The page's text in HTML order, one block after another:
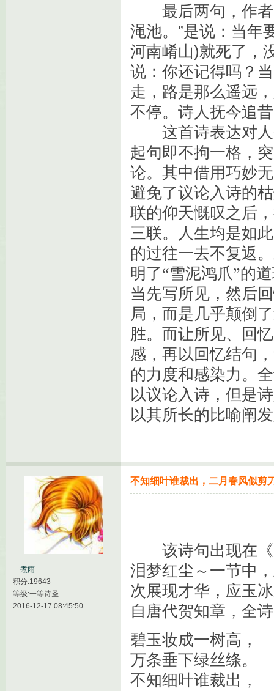
最后两句，作者
渑池。”是说：当年
河南崤山)就死了，
说：你还记得吗？
走，路是那么遥远
不停。诗人抚今追
这首诗表达对
起句即不拘一格，
论。其中借用巧妙
避免了议论入诗的
联的仰天慨叹之后
三联。人生均是如
的过往一去不复返
明了“雪泥鸿爪”的
当先写所见，然后
局，而是几乎颠倒
胜。而让所见、回
感，再以回忆结句
的力度和感染力。
以议论入诗 ，但是
以其所长的比喻阐
煮雨
积分:19643
等级:一等诗圣
2016-12-17 08:45:50
不知细叶谁裁出，二月春风似剪
该诗句出现在《
泪梦红尘～一节中
次展现才华，应玉
自唐代贺知章，全
碧玉妆成一树高，
万条垂下绿丝绦。
不知细叶谁裁出，